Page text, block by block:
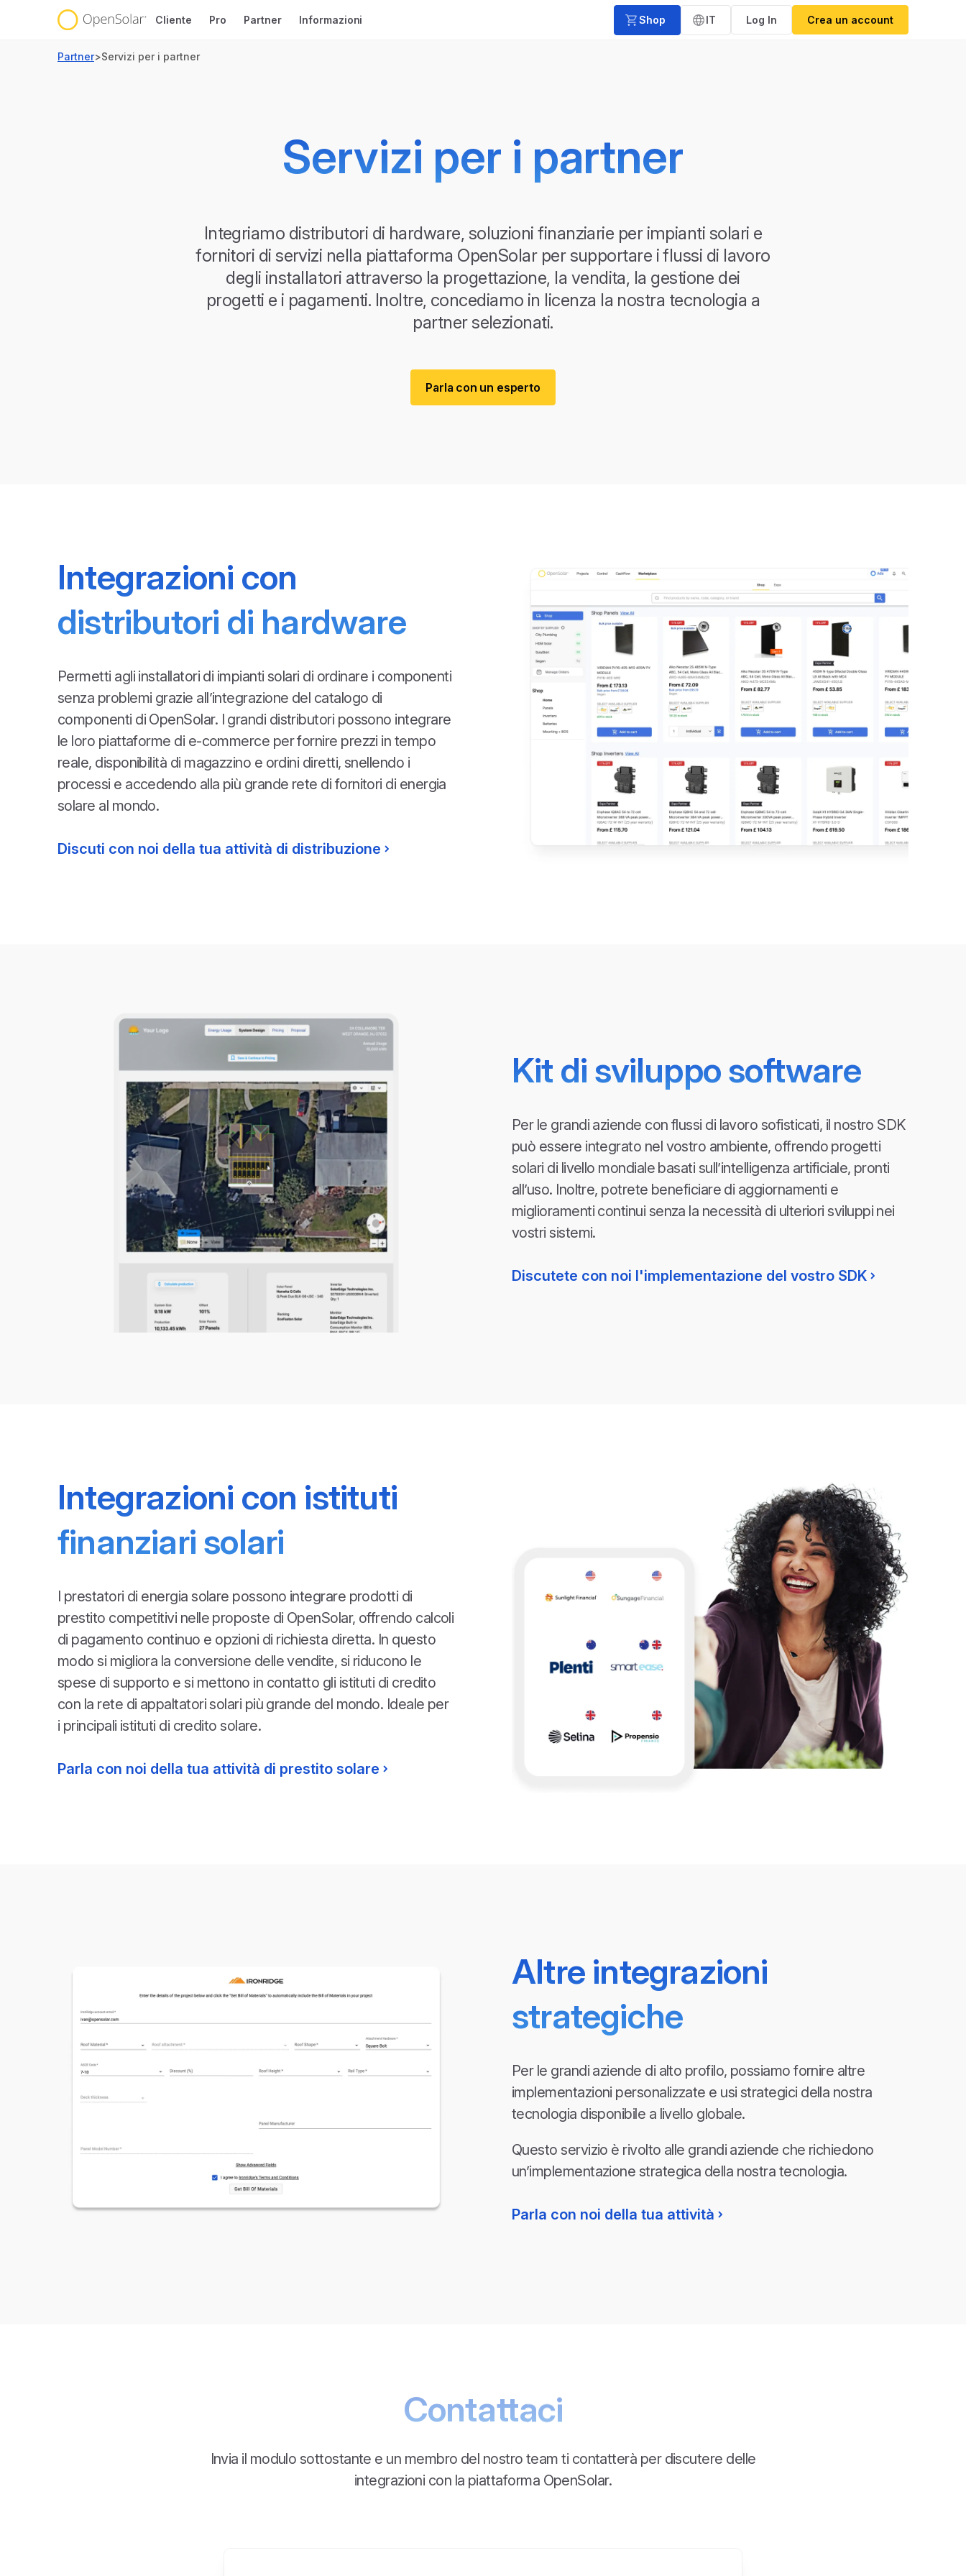
Cliente Pro Partner Informazioni Shop IT Log In Crea un account
Servizi per i partner
Integriamo distributori di hardware, soluzioni finanziarie per impianti solari e
fornitori di servizi nella piattaforma OpenSolar per supportare i flussi di lavoro
degli installatori attraverso la progettazione, la vendita, la gestione dei
progetti e i pagamenti. Inoltre, concediamo in licenza la nostra tecnologia a
partner selezionati.
Parla con un esperto
Partner>Servizi per i partner
Integrazioni con
distributori di hardware
Permetti agli installatori di impianti solari di ordinare i componenti
senza problemi grazie all’integrazione del catalogo di
componenti di OpenSolar. I grandi distributori possono integrare
le loro piattaforme di e-commerce per fornire prezzi in tempo
reale, disponibilità di magazzino e ordini diretti, snellendo i
processi e accedendo alla più grande rete di fornitori di energia
solare al mondo.
Discuti con noi della tua attività di distribuzione
Kit di sviluppo software
Per le grandi aziende con flussi di lavoro sofisticati, il nostro SDK
può essere integrato nel vostro ambiente, offrendo progetti
solari di livello mondiale basati sull’intelligenza artificiale, pronti
all’uso. Inoltre, potrete beneficiare di aggiornamenti e
miglioramenti continui senza la necessità di ulteriori sviluppi nei
vostri sistemi.
Discutete con noi l'implementazione del vostro SDK
Integrazioni con istituti
finanziari solari
I prestatori di energia solare possono integrare prodotti di
prestito competitivi nelle proposte di OpenSolar, offrendo calcoli
di pagamento continuo e opzioni di richiesta diretta. In questo
modo si migliora la conversione delle vendite, si riducono le
spese di supporto e si mettono in contatto gli istituti di credito
con la rete di appaltatori solari più grande del mondo. Ideale per
i principali istituti di credito solare.
Parla con noi della tua attività di prestito solare
Altre integrazioni
strategiche
Per le grandi aziende di alto profilo, possiamo fornire altre
implementazioni personalizzate e usi strategici della nostra
tecnologia disponibile a livello globale.
Questo servizio è rivolto alle grandi aziende che richiedono
un’implementazione strategica della nostra tecnologia.
Parla con noi della tua attività
Contattaci
Invia il modulo sottostante e un membro del nostro team ti contatterà per discutere delle
integrazioni con la piattaforma OpenSolar.